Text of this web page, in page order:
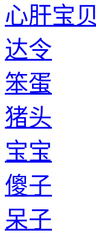
心肝宝贝
达令
笨蛋
猪头
宝宝
傻子
呆子